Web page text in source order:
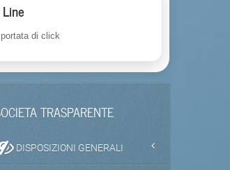
di click
TRASPARENTE
DISPOSIZIONI GENERALI